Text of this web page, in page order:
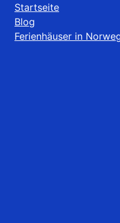
Startseite
Blog
Ferienhäuser in